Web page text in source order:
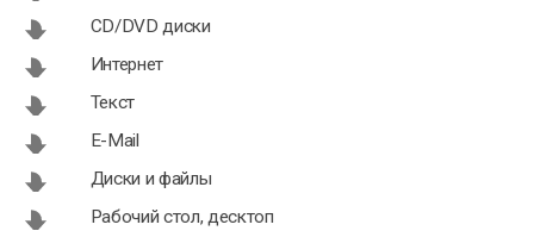
CD/DVD диски
Интернет
Текст
E-Mail
Диски и файлы
Рабочий стол, десктоп